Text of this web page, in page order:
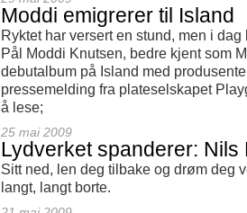
Moddi emigrerer til Island
Ryktet har versert en stund, men i
Pål Moddi Knutsen, bedre kjent som
debutalbum på Island med
pressemelding fra plateselskapet
å lese;
25 mai 2009
Lydverket spanderer:
Sitt ned, len deg tilbake og drøm deg
langt, langt borte.